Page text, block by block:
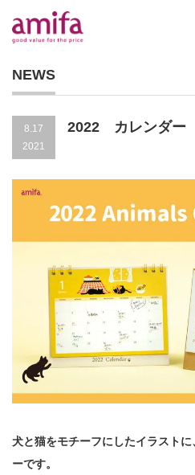
NEWS
8.17
2021
2022 カレンダー
犬と猫をモチーフにしたイラスト
ーです。